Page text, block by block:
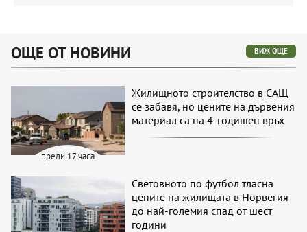
ОЩЕ ОТ НОВИНИ ВИЖ ОЩЕ
преди 17 часа
Жилищното строителство в САЩ
се забавя, но цените на дървения
материал са на 4-годишен връх
Световното по футбол тласна
цените на жилищата в Норвегия
до най-големия спад от шест
години